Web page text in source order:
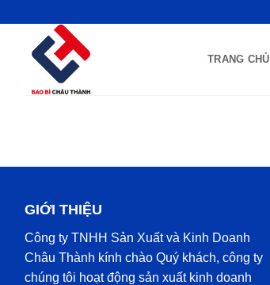
TRANG CHỦ
GIỚI THIỆU
Công ty TNHH Sản Xuất và Kinh Doanh
Châu Thành kính chào Quý khách, công ty
chúng tôi hoạt động sản xuất kinh doanh